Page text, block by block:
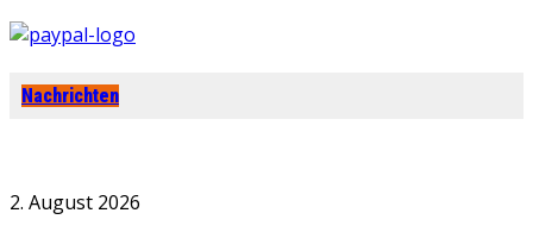
Nachrichten
2. August 2026